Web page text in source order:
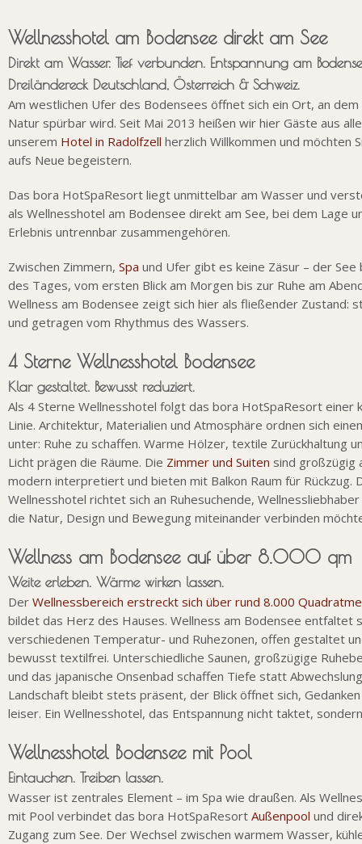
Wellnesshotel am Bodensee direkt am See
Direkt am Wasser. Tief verbunden. Entspannung am
Dreiländereck Deutschland, Österreich & Schweiz.
Am westlichen Ufer des Bodensees öffnet sich ein Ort, an dem
Natur spürbar wird. Seit Mai 2013 heißen wir hier Gäste aus
unserem Hotel in Radolfzell herzlich Willkommen und möchten
aufs Neue begeistern.
Das bora HotSpaResort liegt unmittelbar am Wasser und
als Wellnesshotel am Bodensee direkt am See, bei dem Lage
Erlebnis untrennbar zusammengehören.
Zwischen Zimmern, Spa und Ufer gibt es keine Zäsur – der See
des Tages, vom ersten Blick am Morgen bis zur Ruhe am
Wellness am Bodensee zeigt sich hier als fließender Zustand:
und getragen vom Rhythmus des Wassers.
4 Sterne Wellnesshotel Bodensee
Klar gestaltet. Bewusst reduziert.
Als 4 Sterne Wellnesshotel folgt das bora HotSpaResort einer
Linie. Architektur, Materialien und Atmosphäre ordnen sich
unter: Ruhe zu schaffen. Warme Hölzer, textile Zurückhaltung
Licht prägen die Räume. Die Zimmer und Suiten sind großzügig
modern interpretiert und bieten mit Balkon Raum für Rückzug.
Wellnesshotel richtet sich an Ruhesuchende, Wellnessliebhaber
die Natur, Design und Bewegung miteinander verbinden
Wellness am Bodensee auf über 8.000 qm
Weite erleben. Wärme wirken lassen.
Der Wellnessbereich erstreckt sich über rund 8.000
bildet das Herz des Hauses. Wellness am Bodensee entfaltet
verschiedenen Temperatur- und Ruhezonen, offen gestaltet
bewusst textilfrei. Unterschiedliche Saunen, großzügige
und das japanische Onsenbad schaffen Tiefe statt
Landschaft bleibt stets präsent, der Blick öffnet sich,
leiser. Ein Wellnesshotel, das Entspannung nicht taktet,
Wellnesshotel Bodensee mit Pool
Eintauchen. Treiben lassen.
Wasser ist zentrales Element – im Spa wie draußen. Als
mit Pool verbindet das bora HotSpaResort Außenpool und
Zugang zum See. Der Wechsel zwischen warmem Wasser,